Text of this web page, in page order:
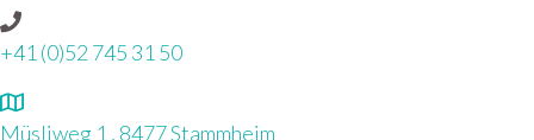
+41 (0)52 745 31 50
Müsliweg 1 , 8477 Stammheim